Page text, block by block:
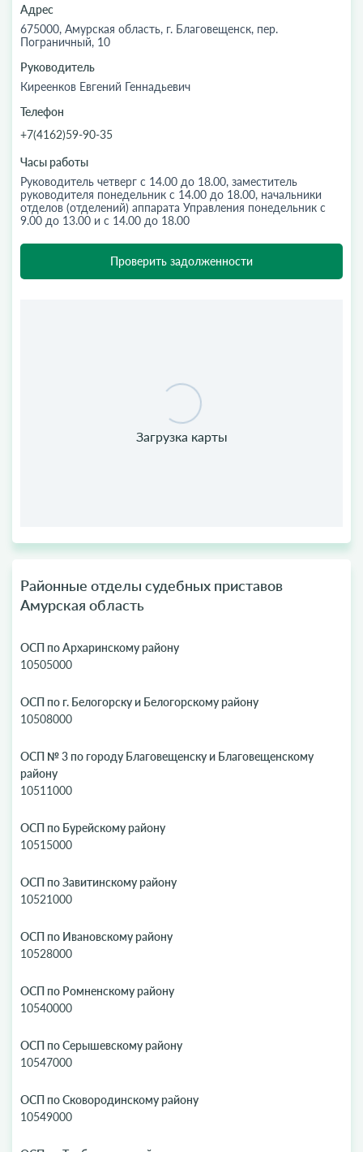
Адрес
675000, Амурская область, г. Благовещенск, пер.
Пограничный, 10
Руководитель
Киреенков Евгений Геннадьевич
Телефон
+7(4162)59-90-35
Часы работы
Руководитель четверг с 14.00 до 18.00, заместитель
руководителя понедельник с 14.00 до 18.00, начальники
отделов (отделений) аппарата Управления понедельник с
9.00 до 13.00 и с 14.00 до 18.00
Проверить задолженности
Районные отделы судебных приставов
Амурская область
ОСП по Архаринскому району
10505000
ОСП по г. Белогорску и Белогорскому району
10508000
ОСП № 3 по городу Благовещенску и Благовещенскому
району
10511000
ОСП по Бурейскому району
10515000
ОСП по Завитинскому району
10521000
ОСП по Ивановскому району
10528000
ОСП по Ромненскому району
10540000
ОСП по Серышевскому району
10547000
ОСП по Сковородинскому району
10549000